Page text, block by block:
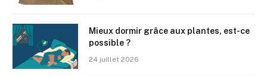
Mieux dormir grâce aux plantes, est-ce
possible ?
24 juillet 2026